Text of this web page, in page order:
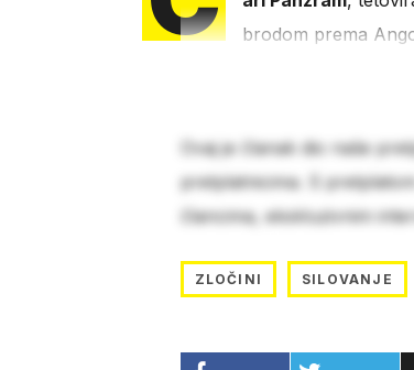
brodom prema
Ovaj je članak dio naše
pretplatnicima. S
člancima, ekskluzivnim
ZLOČINI SILOVANJE